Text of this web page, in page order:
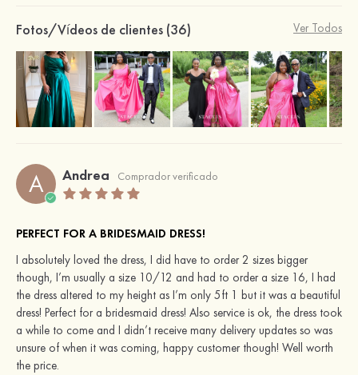
Fotos/Vídeos de clientes (36) Ver Todos
A Andrea Comprador verificado
PERFECT FOR A BRIDESMAID DRESS!
I absolutely loved the dress, I did have to order 2 sizes bigger
though, I’m usually a size 10/12 and had to order a size 16, I had
the dress altered to my height as I’m only 5ft 1 but it was a beautiful
dress! Perfect for a bridesmaid dress! Also service is ok, the dress took
a while to come and I didn’t receive many delivery updates so was
unsure of when it was coming, happy customer though! Well worth
the price.